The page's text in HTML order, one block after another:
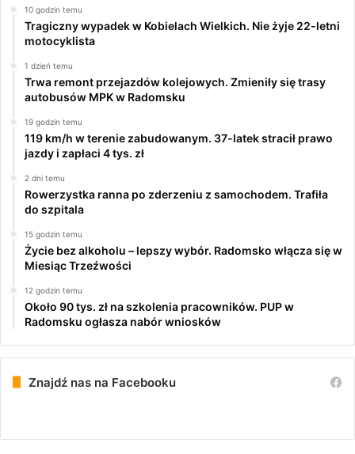
10 godzin temu
Tragiczny wypadek w Kobielach Wielkich. Nie żyje 22-letni
motocyklista
1 dzień temu
Trwa remont przejazdów kolejowych. Zmieniły się trasy
autobusów MPK w Radomsku
19 godzin temu
119 km/h w terenie zabudowanym. 37-latek stracił prawo
jazdy i zapłaci 4 tys. zł
2 dni temu
Rowerzystka ranna po zderzeniu z samochodem. Trafiła
do szpitala
15 godzin temu
Życie bez alkoholu – lepszy wybór. Radomsko włącza się w
Miesiąc Trzeźwości
12 godzin temu
Około 90 tys. zł na szkolenia pracowników. PUP w
Radomsku ogłasza nabór wniosków
Znajdź nas na Facebooku